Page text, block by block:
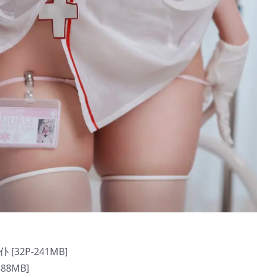
[32P-241MB]